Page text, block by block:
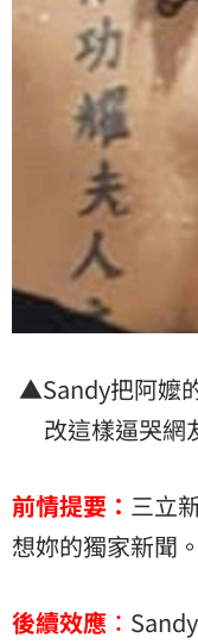
▲Sandy把阿嬤
改這樣逼哭網
前情提要： 三立
想妳的獨家新聞。
後續效應 ：